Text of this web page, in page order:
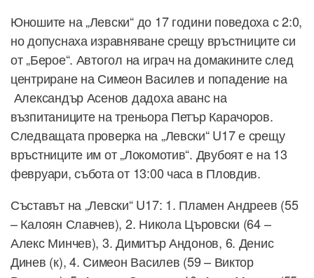
Юношите на „Левски“ до 17 години поведоха с 2:0,
но допуснаха изравняване срещу връстниците си
от „Берое“. Автогол на играч на домакините след
центриране на Симеон Василев и попадение на
Александър Асенов дадоха аванс на
възпитаниците на треньора Петър Карачоров.
Следващата проверка на „Левски“ U17 е срещу
връстниците им от „Локомотив“. Двубоят е на 13
февруари, събота от 13:00 часа в Пловдив.
Съставът на „Левски“ U17: 1. Пламен Андреев (55
– Калоян Славчев), 2. Никола Църовски (64 –
Алекс Минчев), 3. Димитър Андонов, 6. Денис
Динев (к), 4. Симеон Василев (59 – Виктор